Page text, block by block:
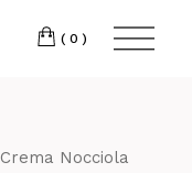
(0)
Crema Nocciola